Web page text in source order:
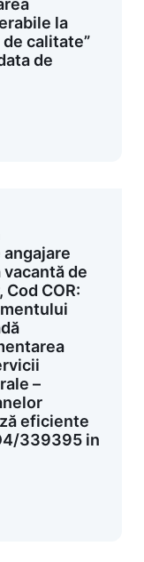
la
calitate”
de
de
COR:
–
eficiente
339395 in